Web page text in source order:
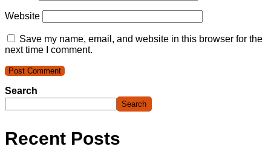
Website
Save my name, email, and website in this browser for the
next time I comment.
Search
Search
Recent Posts